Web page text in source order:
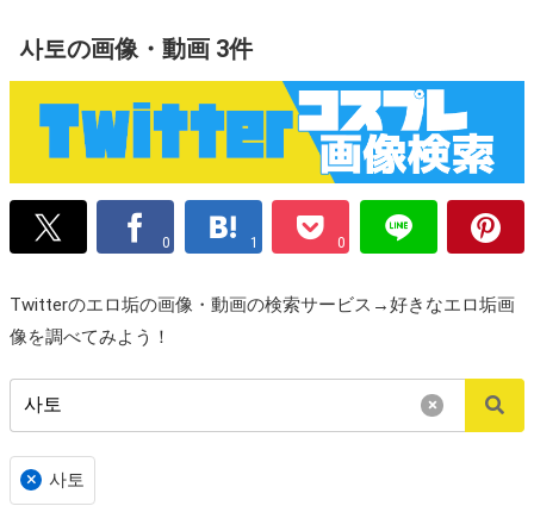
사토の画像・動画 3件
0 1 0
Twitterのエロ垢の画像・動画の検索サービス→好きなエロ垢画
像を調べてみよう！
×
× 사토